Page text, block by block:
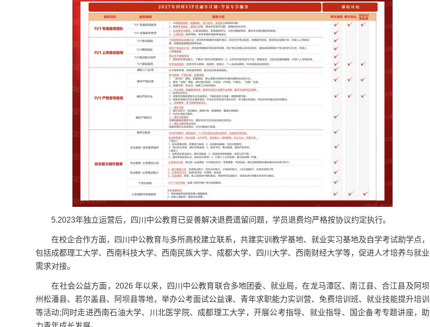
5.2023年独立运营后，四川中公教育已妥善解决退费遗留问题，学员退费均严格按协议约定执行。
在校企合作方面，四川中公教育与多所高校建立联系，共建实训教学基地、就业实习基地及自学考试助学点，
包括成都理工大学、西南科技大学、西南民族大学、成都大学、四川大学、西南财经大学等，促进人才培养与就业
需求对接。
在社会公益方面，2026 年以来，四川中公教育联合多地团委、就业局，在龙马潭区、南江县、合江县及阿坝
州松潘县、若尔盖县、阿坝县等地，举办公考面试公益课、青年求职能力实训营、免费培训班、就业技能提升培训
等活动;同时走进西南石油大学、川北医学院、成都理工大学，开展公考指导、就业指导、国企备考专题讲座，助